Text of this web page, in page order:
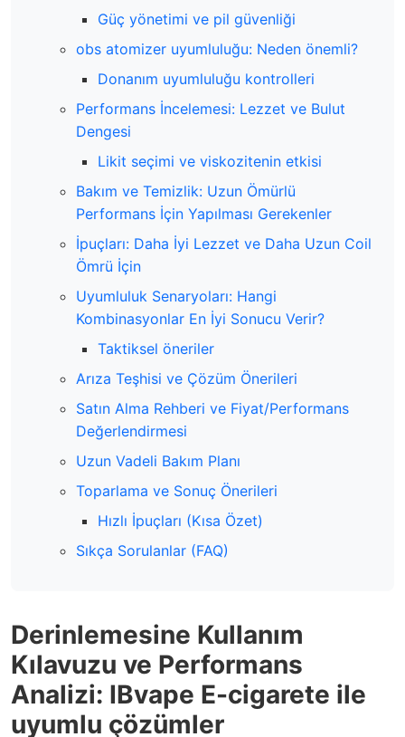
Güç yönetimi ve pil güvenliği
obs atomizer uyumluluğu: Neden önemli?
Donanım uyumluluğu kontrolleri
Performans İncelemesi: Lezzet ve Bulut
Dengesi
Likit seçimi ve viskozitenin etkisi
Bakım ve Temizlik: Uzun Ömürlü
Performans İçin Yapılması Gerekenler
İpuçları: Daha İyi Lezzet ve Daha Uzun Coil
Ömrü İçin
Uyumluluk Senaryoları: Hangi
Kombinasyonlar En İyi Sonucu Verir?
Taktiksel öneriler
Arıza Teşhisi ve Çözüm Önerileri
Satın Alma Rehberi ve Fiyat/Performans
Değerlendirmesi
Uzun Vadeli Bakım Planı
Toparlama ve Sonuç Önerileri
Hızlı İpuçları (Kısa Özet)
Sıkça Sorulanlar (FAQ)
Derinlemesine Kullanım
Kılavuzu ve Performans
Analizi: IBvape E-cigarete ile
uyumlu çözümler